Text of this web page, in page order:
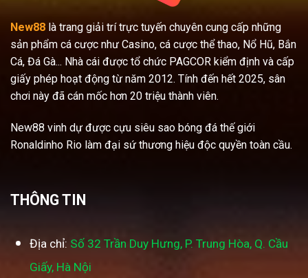
New88 là trang giải trí trực tuyến chuyên cung cấp những
sản phẩm cá cược như Casino, cá cược thể thao, Nổ Hũ, Bắn
Cá, Đá Gà... Nhà cái được tổ chức PAGCOR kiểm định và cấp
giấy phép hoạt động từ năm 2012. Tính đến hết 2025, sân
chơi này đã cán mốc hơn 20 triệu thành viên.
New88 vinh dự được cựu siêu sao bóng đá thế giới
Ronaldinho Rio làm đại sứ thương hiệu độc quyền toàn cầu.
THÔNG TIN
Địa chỉ: Số 32 Trần Duy Hưng, P. Trung Hòa, Q. Cầu
Giấy, Hà Nội